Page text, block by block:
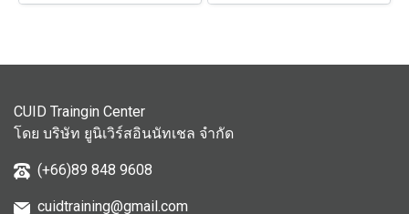
CUID Traingin Center
โดย บริษัท ยูนิเวิร์สอินนัทเชล จำกัด
(+66)89 848 9608
cuidtraining@gmail.com